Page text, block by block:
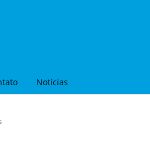
Notícias